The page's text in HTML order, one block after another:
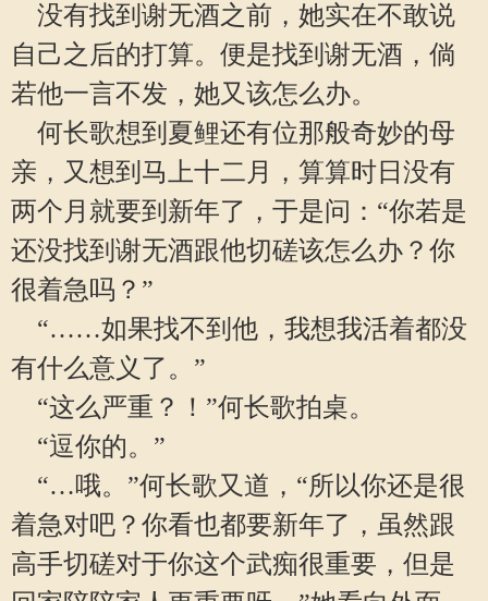
没有找到谢无酒之前，她实在不敢说
自己之后的打算。便是找到谢无酒，倘
若他一言不发，她又该怎么办。
何长歌想到夏鲤还有位那般奇妙的母
亲，又想到马上十二月，算算时日没有
两个月就要到新年了，于是问：“你若是
还没找到谢无酒跟他切磋该怎么办？你
很着急吗？”
“……如果找不到他，我想我活着都没
有什么意义了。”
“这么严重？！”何长歌拍桌。
“逗你的。”
“…哦。”何长歌又道，“所以你还是很
着急对吧？你看也都要新年了，虽然跟
高手切磋对于你这个武痴很重要，但是